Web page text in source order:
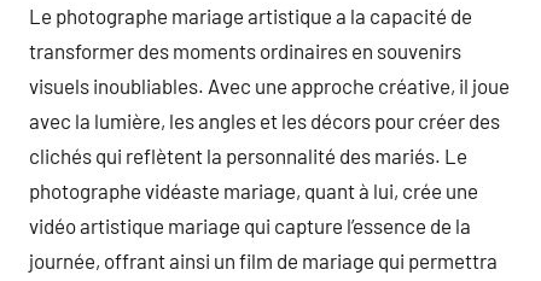
Le photographe mariage artistique a la capacité de
transformer des moments ordinaires en souvenirs
visuels inoubliables. Avec une approche créative, il joue
avec la lumière, les angles et les décors pour créer des
clichés qui reflètent la personnalité des mariés. Le
photographe vidéaste mariage, quant à lui, crée une
vidéo artistique mariage qui capture l’essence de la
journée, offrant ainsi un film de mariage qui permettra